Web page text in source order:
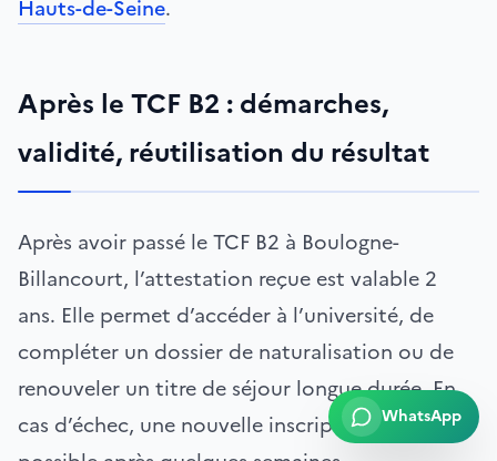
Hauts-de-Seine.
Après le TCF B2 : démarches,
validité, réutilisation du résultat
Après avoir passé le TCF B2 à Boulogne-
Billancourt, l’attestation reçue est valable 2
ans. Elle permet d’accéder à l’université, de
compléter un dossier de naturalisation ou de
renouveler un titre de séjour longue durée. En
cas d’échec, une nouvelle inscription estWhatsApp